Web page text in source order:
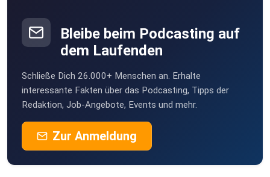
Bleibe beim Podcasting auf
dem Laufenden
Schließe Dich 26.000+ Menschen an. Erhalte
interessante Fakten über das Podcasting, Tipps der
Redaktion, Job-Angebote, Events und mehr.
Zur Anmeldung